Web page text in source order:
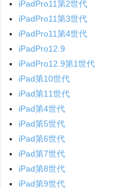
iPadPro11第2世代
iPadPro11第3世代
iPadPro11第4世代
iPadPro12.9
iPadPro12.9第1世代
iPad第10世代
iPad第11世代
iPad第4世代
iPad第5世代
iPad第6世代
iPad第7世代
iPad第8世代
iPad第9世代